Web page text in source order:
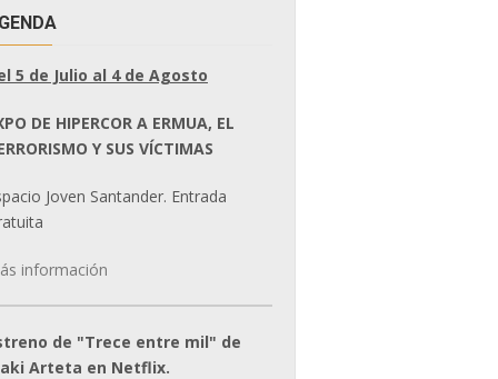
5 de Julio al 4 de Agosto
DE HIPERCOR A ERMUA, EL
Y SUS VÍCTIMAS
Joven Santander. Entrada
información
de "Trece entre mil" de
Arteta en Netflix.